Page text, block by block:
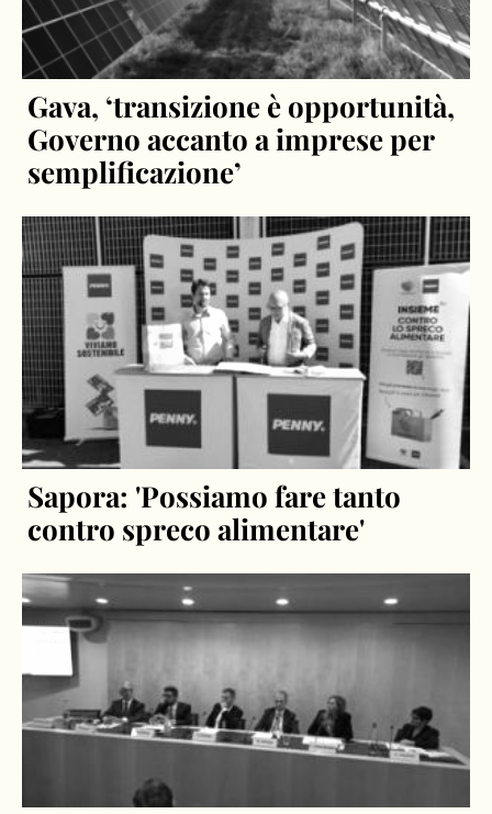
Gava, ‘transizione è opportunità,
Governo accanto a imprese per
semplificazione’
Sapora: 'Possiamo fare tanto
contro spreco alimentare'